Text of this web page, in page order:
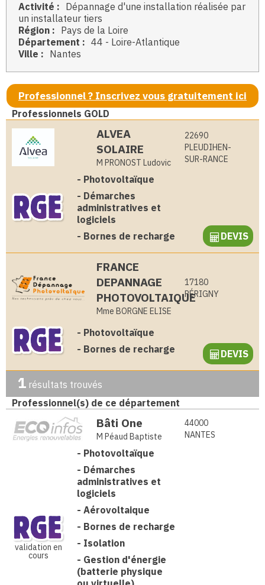
Activité : Dépannage d'une installation réalisée par
un installateur tiers
Région : Pays de la Loire
Département : 44 - Loire-Atlantique
Ville : Nantes
Professionnel ? Inscrivez vous gratuitement ici
Professionnels GOLD
ALVEA
SOLAIRE
M PRONOST Ludovic
22690
PLEUDIHEN-
SUR-RANCE
- Photovoltaïque
- Démarches
administratives et
logiciels
- Bornes de recharge DEVIS
FRANCE
DEPANNAGE
PHOTOVOLTAIQUE
Mme BORGNE ELISE
17180
PÉRIGNY
- Photovoltaïque
- Bornes de recharge DEVIS
1 résultats trouvés
Professionnel(s) de ce département
Bâti One
M Péaud Baptiste
44000
NANTES
validation en
cours
- Photovoltaïque
- Démarches
administratives et
logiciels
- Aérovoltaique
- Bornes de recharge
- Isolation
- Gestion d'énergie
(batterie physique